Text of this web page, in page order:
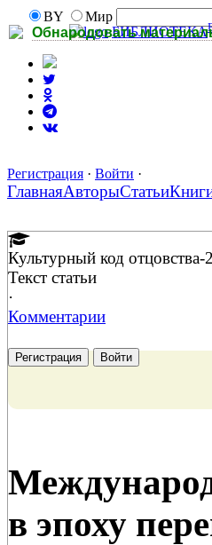
Обнародовать
BY
Мир
БИБЛИОТЕКА
Регистрация · Войти ·
ГлавнаяАвторыСтатьи
Культурный код отцовства-
Текст статьи
·
Комментарии
Регистрация Войти
в эпоху